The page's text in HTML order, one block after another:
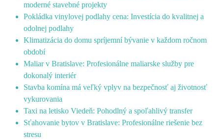
moderné stavebné projekty
Pokládka vinylovej podlahy cena: Investícia do kvalitnej a
odolnej podlahy
Klimatizácia do domu spríjemní bývanie v každom ročnom
období
Maliar v Bratislave: Profesionálne maliarske služby pre
dokonalý interiér
Stavba komína má veľký vplyv na bezpečnosť aj životnosť
vykurovania
Taxi na letisko Viedeň: Pohodlný a spoľahlivý transfer
Sťahovanie bytov v Bratislave: Profesionálne riešenie bez
stresu